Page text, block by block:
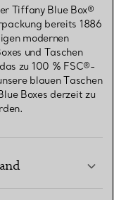
Tiffany Blue Box®
bereits 1886
modernen
und Taschen
zu 100 % FSC®-
blauen Taschen
Boxes derzeit zu